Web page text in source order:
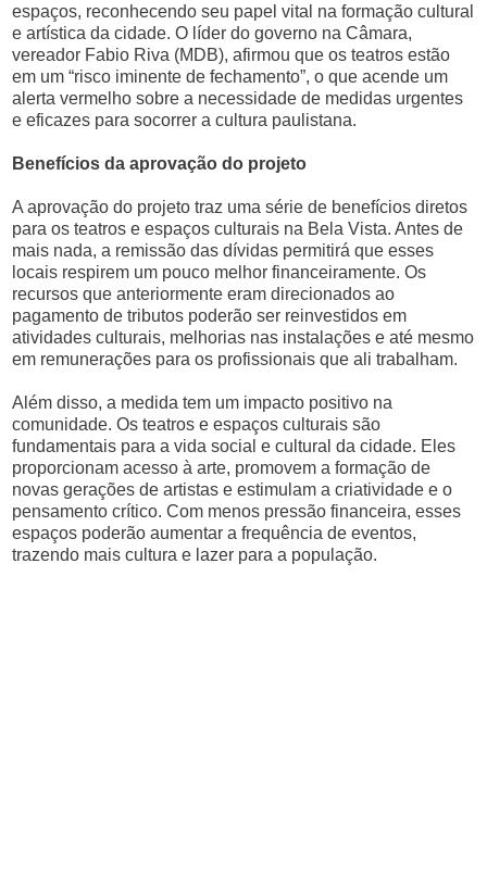
espaços, reconhecendo seu papel vital na formação cultural
e artística da cidade. O líder do governo na Câmara,
vereador Fabio Riva (MDB), afirmou que os teatros estão
em um “risco iminente de fechamento”, o que acende um
alerta vermelho sobre a necessidade de medidas urgentes
e eficazes para socorrer a cultura paulistana.
Benefícios da aprovação do projeto
A aprovação do projeto traz uma série de benefícios diretos
para os teatros e espaços culturais na Bela Vista. Antes de
mais nada, a remissão das dívidas permitirá que esses
locais respirem um pouco melhor financeiramente. Os
recursos que anteriormente eram direcionados ao
pagamento de tributos poderão ser reinvestidos em
atividades culturais, melhorias nas instalações e até mesmo
em remunerações para os profissionais que ali trabalham.
Além disso, a medida tem um impacto positivo na
comunidade. Os teatros e espaços culturais são
fundamentais para a vida social e cultural da cidade. Eles
proporcionam acesso à arte, promovem a formação de
novas gerações de artistas e estimulam a criatividade e o
pensamento crítico. Com menos pressão financeira, esses
espaços poderão aumentar a frequência de eventos,
trazendo mais cultura e lazer para a população.